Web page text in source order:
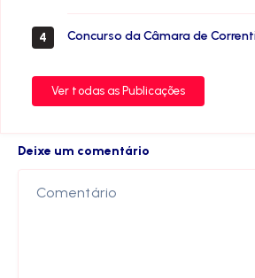
4 Concurso da Câmara de
Ver todas as Publicações
Deixe um comentário